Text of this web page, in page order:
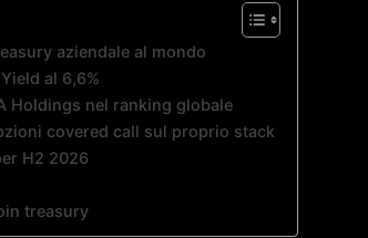
aziendale al mondo
al 6,6%
Holdings nel ranking globale
covered call sul proprio stack
H2 2026
treasury